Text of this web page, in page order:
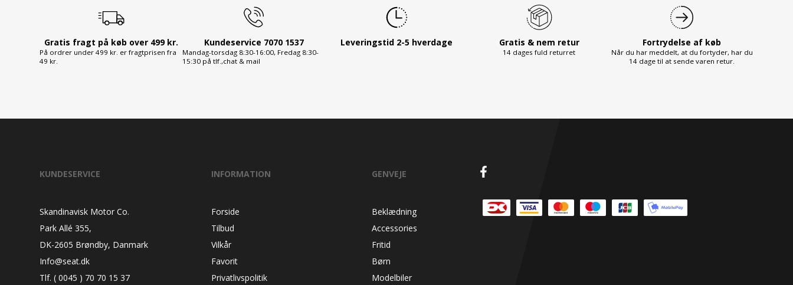
Gratis fragt på køb over 499 kr.
På ordrer under 499 kr. er fragtprisen fra
49 kr.
Kundeservice 7070 1537
Mandag-torsdag 8:30-16:00, Fredag 8:30-
15:30 på tlf.,chat & mail
Leveringstid 2-5 hverdage Gratis & nem retur
14 dages fuld returret
Fortrydelse af køb
Når du har meddelt, at du fortyder, har du
14 dage til at sende varen retur.
KUNDESERVICE
Skandinavisk Motor Co.
Park Allé 355,
DK-2605 Brøndby, Danmark
Info@seat.dk
Tlf. ( 0045 ) 70 70 15 37
INFORMATION
Forside
Tilbud
Vilkår
Favorit
Privatlivspolitik
GENVEJE
Beklædning
Accessories
Fritid
Børn
Modelbiler